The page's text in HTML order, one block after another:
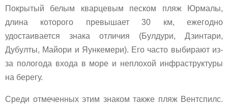
Покрытый белым кварцевым песком пляж Юрмалы,
длина которого превышает 30 км, ежегодно
удостаивается знака отличия (Булдури, Дзинтари,
Дубулты, Майори и Яункемери). Его часто выбирают из-
за пологода входа в море и неплохой инфраструктуры
на берегу.
Среди отмеченных этим знаком также пляж Вентспилс.